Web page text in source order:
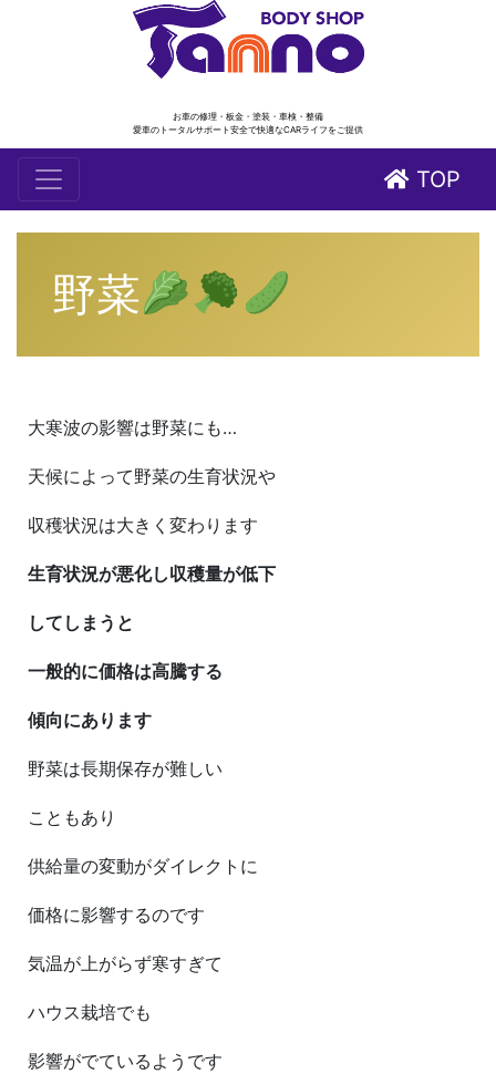
お車の修理・板金・塗装・車検・整備
愛車のトータルサポート安全で快適なCARライフをご提供
TOP
野菜
大寒波の影響は野菜にも…
天候によって野菜の生育状況や
収穫状況は大きく変わります
生育状況が悪化し収穫量が低下
してしまうと
一般的に価格は高騰する
傾向にあります
野菜は長期保存が難しい
こともあり
供給量の変動がダイレクトに
価格に影響するのです
気温が上がらず寒すぎて
ハウス栽培でも
影響がでているようです